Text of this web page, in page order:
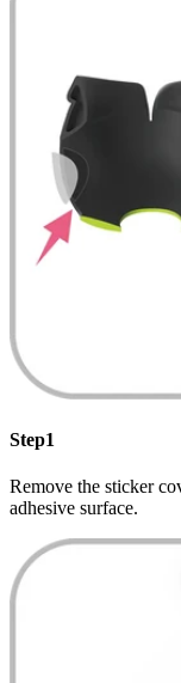
Step1
Remove the sticker
adhesive surface.